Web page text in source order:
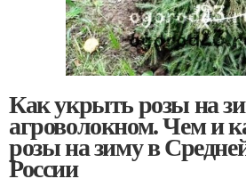
Как укрыть розы на
агроволокном. Чем и
розы на зиму в
России